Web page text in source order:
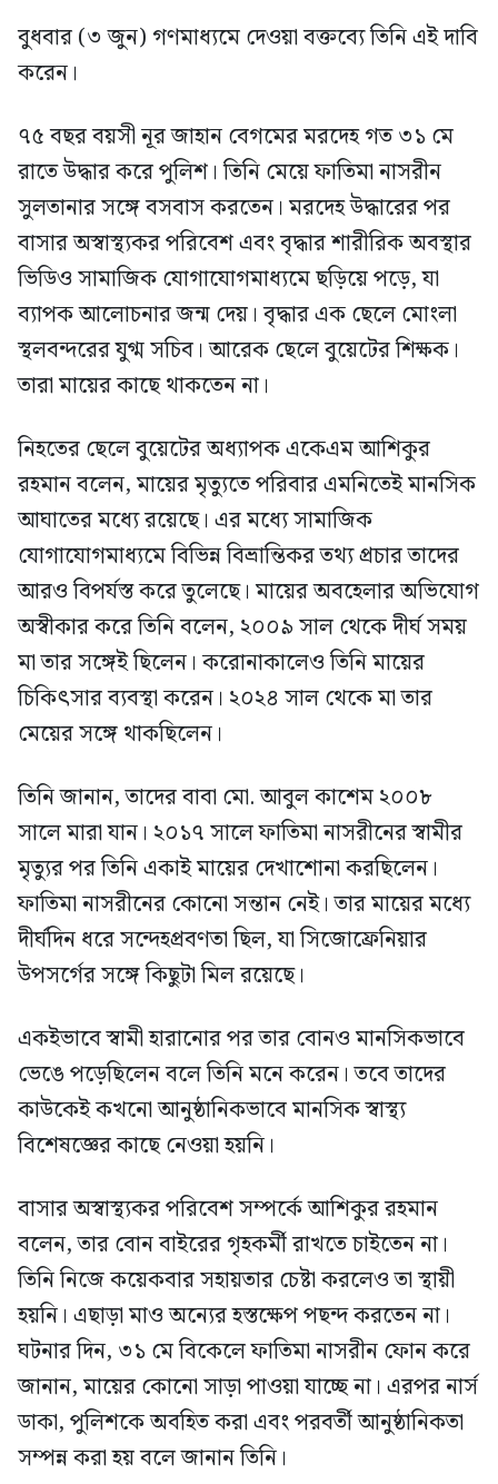
বুধবার (৩ জুন) গণমাধ্যমে দেওয়া বক্তব্যে তিনি এই দাবি
করেন।
৭৫ বছর বয়সী নূর জাহান বেগমের মরদেহ গত ৩১ মে
রাতে উদ্ধার করে পুলিশ। তিনি মেয়ে ফাতিমা নাসরীন
সুলতানার সঙ্গে বসবাস করতেন। মরদেহ উদ্ধারের পর
বাসার অস্বাস্থ্যকর পরিবেশ এবং বৃদ্ধার শারীরিক অবস্থার
ভিডিও সামাজিক যোগাযোগমাধ্যমে ছড়িয়ে পড়ে, যা
ব্যাপক আলোচনার জন্ম দেয়। বৃদ্ধার এক ছেলে মোংলা
স্থলবন্দরের যুগ্ম সচিব। আরেক ছেলে বুয়েটের শিক্ষক।
তারা মায়ের কাছে থাকতেন না।
নিহতের ছেলে বুয়েটের অধ্যাপক একেএম আশিকুর
রহমান বলেন, মায়ের মৃত্যুতে পরিবার এমনিতেই মানসিক
আঘাতের মধ্যে রয়েছে। এর মধ্যে সামাজিক
যোগাযোগমাধ্যমে বিভিন্ন বিভ্রান্তিকর তথ্য প্রচার তাদের
আরও বিপর্যস্ত করে তুলেছে। মায়ের অবহেলার অভিযোগ
অস্বীকার করে তিনি বলেন, ২০০৯ সাল থেকে দীর্ঘ সময়
মা তার সঙ্গেই ছিলেন। করোনাকালেও তিনি মায়ের
চিকিৎসার ব্যবস্থা করেন। ২০২৪ সাল থেকে মা তার
মেয়ের সঙ্গে থাকছিলেন।
তিনি জানান, তাদের বাবা মো. আবুল কাশেম ২০০৮
সালে মারা যান। ২০১৭ সালে ফাতিমা নাসরীনের স্বামীর
মৃত্যুর পর তিনি একাই মায়ের দেখাশোনা করছিলেন।
ফাতিমা নাসরীনের কোনো সন্তান নেই। তার মায়ের মধ্যে
দীর্ঘদিন ধরে সন্দেহপ্রবণতা ছিল, যা সিজোফ্রেনিয়ার
উপসর্গের সঙ্গে কিছুটা মিল রয়েছে।
একইভাবে স্বামী হারানোর পর তার বোনও মানসিকভাবে
ভেঙে পড়েছিলেন বলে তিনি মনে করেন। তবে তাদের
কাউকেই কখনো আনুষ্ঠানিকভাবে মানসিক স্বাস্থ্য
বিশেষজ্ঞের কাছে নেওয়া হয়নি।
বাসার অস্বাস্থ্যকর পরিবেশ সম্পর্কে আশিকুর রহমান
বলেন, তার বোন বাইরের গৃহকর্মী রাখতে চাইতেন না।
তিনি নিজে কয়েকবার সহায়তার চেষ্টা করলেও তা স্থায়ী
হয়নি। এছাড়া মাও অন্যের হস্তক্ষেপ পছন্দ করতেন না।
ঘটনার দিন, ৩১ মে বিকেলে ফাতিমা নাসরীন ফোন করে
জানান, মায়ের কোনো সাড়া পাওয়া যাচ্ছে না। এরপর নার্স
ডাকা, পুলিশকে অবহিত করা এবং পরবর্তী আনুষ্ঠানিকতা
সম্পন্ন করা হয় বলে জানান তিনি।